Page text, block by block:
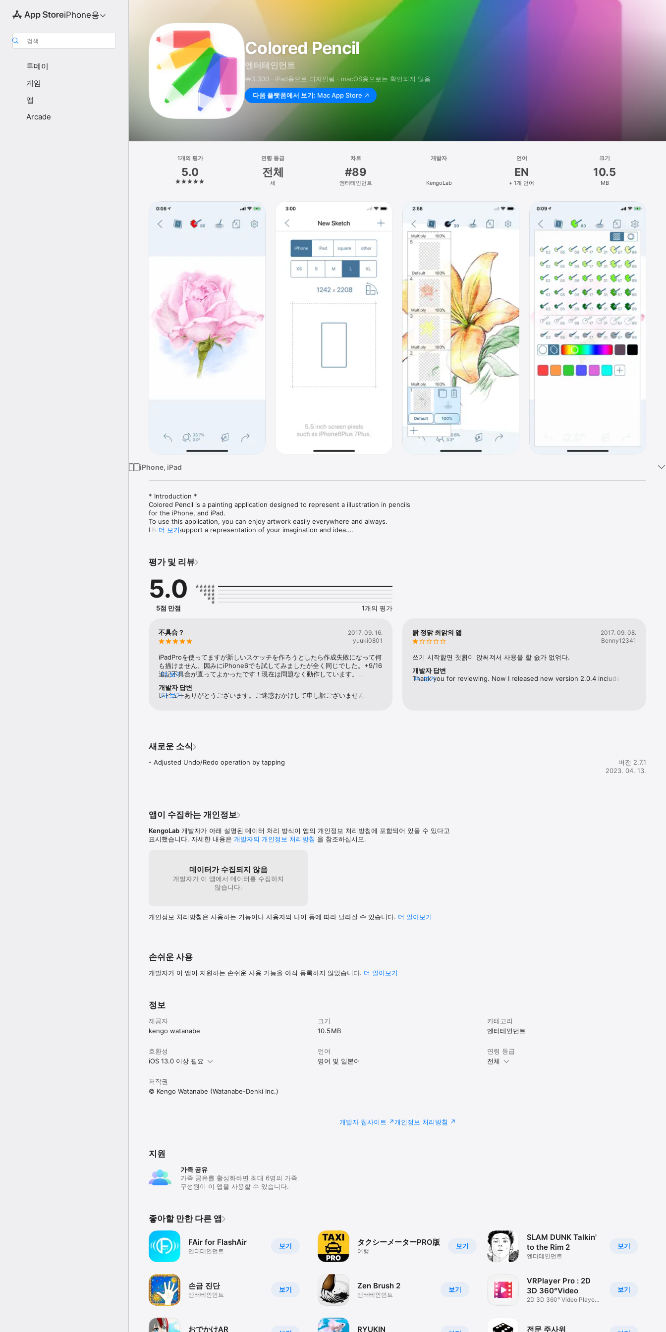
iPhone용
검색
투데이
게임
앱
Arcade
Colored Pencil
엔터테인먼트
￦3,300 · iPad⁠용으로 디자인됨 · macOS⁠용으로는 확인되지 않음
다음 플랫폼에서 보기: Mac App Store
1개의 평가
5.0
연령 등급
전체
세
차트
#89
엔터테인먼트
개발자
KengoLab
언어
EN
+ 1개 언어
크기
10.5
MB
iPhone, iPad
* Introduction *
Colored Pencil is a painting application designed to represent a illustration in pencils
for the iPhone, and iPad.
To use this application, you can enjoy artwork easily everywhere and always.
I hope to support a representation of your imagination and idea.
- simple and easy interface (you need not knowledge of color system such as RGB, HSV and others)
- many colored pencils & erasers
- blender tools using color smoothing
- saving favorite color
- canvas size: 320 - 4096 pixels
- layers (copy, merge, rearrange, adjust transparency, and add to max 16 layers)
- smart canvas is fully-zoomable from about 12.5% to 3200%,  rotatable in 360-degree circle, and
reversible
- upload to Facebook & Twitter
- Apple Pencil compatible
- Apple Pencil 2 compatible
- Wacom Bamboo Stylus compatible
- 3D Touch compatible
your iOS version, situation about problem, and anything else.
더 보기
평가 및 리뷰
5.0
5점 만점 1개의 평가
不具合？
2017. 09. 16.
yuuki0801
iPadProを使ってますが新しいスケッチを作ろうとしたら作成失敗になって何
も描けません。因みにiPhone6でも試してみましたが全く同じでした。+9/16
追記不具合が直ってよかったです！現在は問題なく動作しています。
素敵なアプリありがとうございます。
더 보기
개발자 답변
レビューありがとうございます。ご迷惑おかけして申し訳ございません。
더 보기
왉 정맑 최앍의 앫
2017. 09. 08.
Benny12341
쓰기 시작핧면 첫횕이 앉써져서 사용을 할 숤가 없얶다.
개발자 답변
Thank you for reviewing. Now I released new version 2.0.4 include bug
더 보기
새로운 소식
- Adjusted Undo/Redo operation by tapping
버전 2.7.1
2023. 04. 13.
앱이 수집하는 개인정보
KengoLab 개발자가 아래 설명된 데이터 처리 방식이 앱의 개인정보 처리방침에 포함되어 있을 수 있다고
표시했습니다. 자세한 내용은 개발자의 개인정보 처리방침 을 참조하십시오.
데이터가 수집되지 않음
개발자가 이 앱에서 데이터를 수집하지
않습니다.
개인정보 처리방침은 사용하는 기능이나 사용자의 나이 등에 따라 달라질 수 있습니다. 더 알⁠아⁠보⁠기
손쉬운 사용
개발자가 이 앱이 지원하는 손쉬운 사용 기능을 아직 등록하지 않았습니다. 더 알아보기
정보
제공자
kengo watanabe
크기
10.5 MB
카테고리
엔터테인먼트
호환성
iOS 13.0 이상 필요
언어
영어 및 일본어
연령 등급
전체
저작권
© Kengo Watanabe (Watanabe-Denki Inc.)
개발자 웹사이트 개인정보 처리방침
지원
가족 공유
가족 공유를 활성화하면 최대 6명의 가족
구성원이 이 앱을 사용할 수 있습니다.
좋아할 만한 다른 앱
보기
FAir for FlashAir
엔터테인먼트
보기
손금 진단
엔터테인먼트
おでかけAR
보기
タクシーメーターPRO版
여행
보기
Zen Brush 2
엔터테인먼트
RYUKIN
보기
SLAM DUNK Talkin'
to the Rim 2
엔터테인먼트
보기
VRPlayer Pro : 2D
3D 360°Video
2D 3D 360° Video Player
전문 주사위